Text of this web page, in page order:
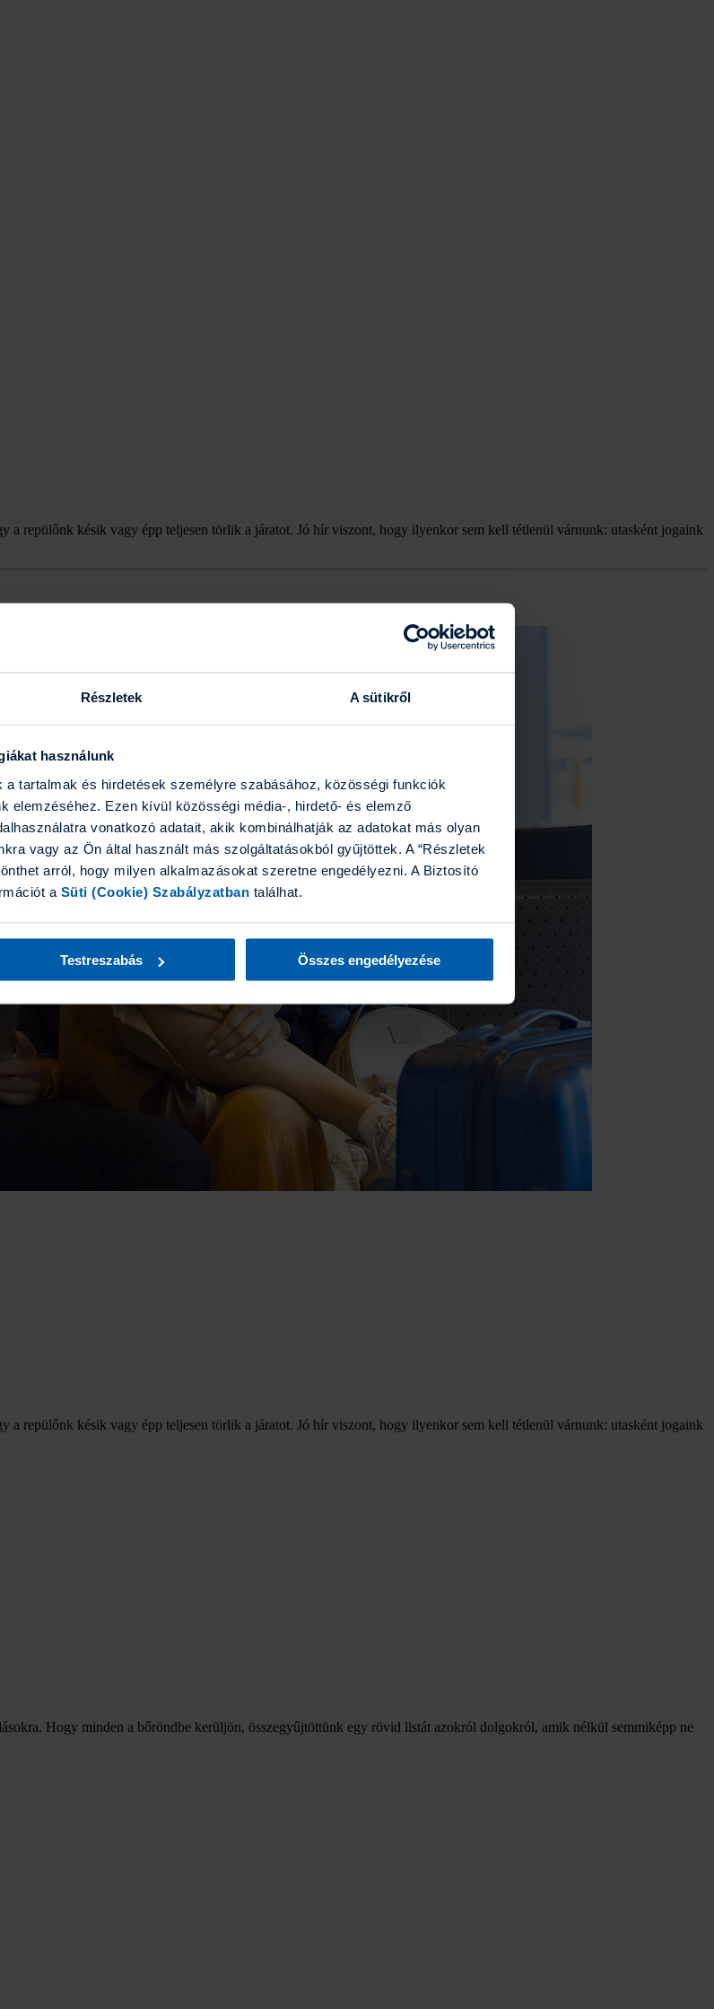
Részletek A sütikről
használunk
a tartalmak és hirdetések személyre szabásához, közösségi funkciók
elemzéséhez. Ezen kívül közösségi média-, hirdető- és elemző
vonatkozó adatait, akik kombinálhatják az adatokat más olyan
vagy az Ön által használt más szolgáltatásokból gyűjtöttek. A “Részletek
arról, hogy milyen alkalmazásokat szeretne engedélyezni. A Biztosító
a Süti (Cookie) Szabályzatban találhat.
Testreszabás Összes engedélyezése
a repülőnk késik vagy épp teljesen törlik a járatot. Jó hír viszont, hogy ilyenkor sem kell tétlenül várnunk: utasként jogaink
a repülőnk késik vagy épp teljesen törlik a járatot. Jó hír viszont, hogy ilyenkor sem kell tétlenül várnunk: utasként jogaink
Hogy minden a bőröndbe kerüljön, összegyűjtöttünk egy rövid listát azokról dolgokról, amik nélkül semmiképp ne